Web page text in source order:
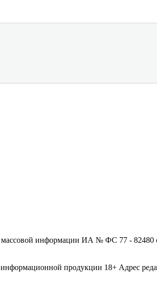
информации ИА № ФС 77 - 82480
продукции 18+ Адрес